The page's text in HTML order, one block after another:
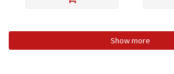
Show more